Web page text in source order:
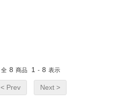
全 8 商品 1 - 8 表示
< Prev Next >